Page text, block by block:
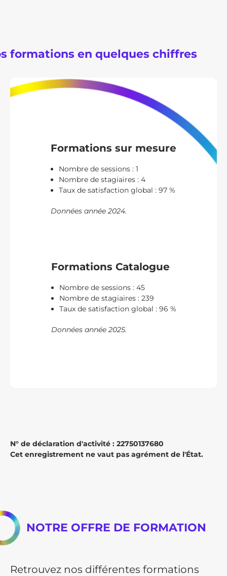
formations en quelques chiffres
Formations sur mesure
Nombre de sessions : 1
Nombre de stagiaires : 4
Taux de satisfaction global : 97 %
Données année 2024.
Formations Catalogue
Nombre de sessions : 45
Nombre de stagiaires : 239
Taux de satisfaction global : 96 %
Données année 2025.
N° de déclaration d'activité : 22750137680
Cet enregistrement ne vaut pas agrément de l'État.
NOTRE OFFRE DE FORMATION
Retrouvez nos différentes formations